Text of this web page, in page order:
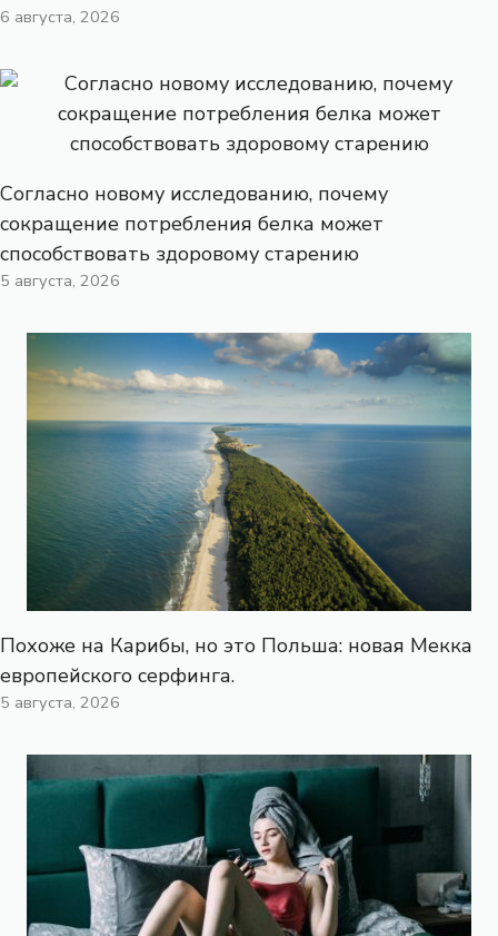
6 августа, 2026
Согласно новому исследованию, почему
сокращение потребления белка может
способствовать здоровому старению
5 августа, 2026
Похоже на Карибы, но это Польша: новая Мекка
европейского серфинга.
5 августа, 2026